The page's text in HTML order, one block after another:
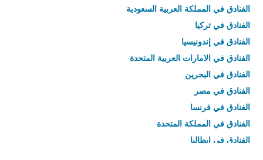
الفنادق في المملكة العربية السعودية
الفنادق في تركيا
الفنادق في إندونيسيا
الفنادق في الامارات العربية المتحدة
الفنادق في البحرين
الفنادق في مصر
الفنادق في فرنسا
الفنادق في المملكة المتحدة
الفنادق في إيطاليا